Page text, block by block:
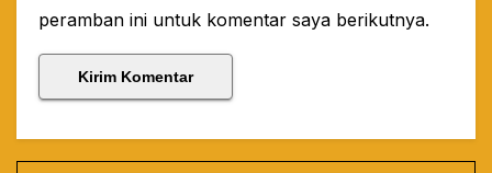
peramban ini untuk komentar saya berikutnya.